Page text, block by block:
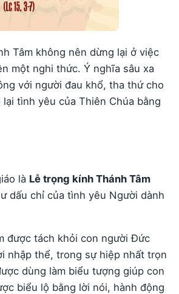
Tâm không nên dừng lại ở việc
một nghi thức. Ý nghĩa sâu xa
với người đau khổ, tha thứ cho
tình yêu của Thiên Chúa bằng
là Lễ trọng kính Thánh Tâm
dấu chỉ của tình yêu Người dành
được tách khỏi con người Đức
nhập thể, trong sự hiệp nhất trọn
dùng làm biểu tượng giúp con
biểu lộ bằng lời nói, hành động